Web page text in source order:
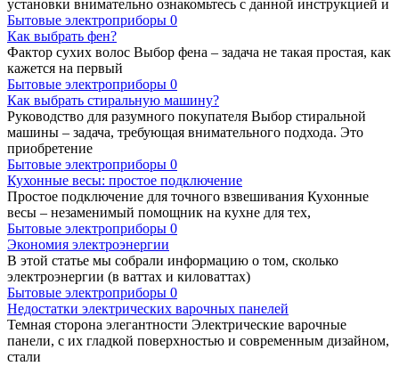
установки внимательно ознакомьтесь с данной инструкцией и
Бытовые электроприборы 0
Как выбрать фен?
Фактор сухих волос Выбор фена – задача не такая простая, как
кажется на первый
Бытовые электроприборы 0
Как выбрать стиральную машину?
Руководство для разумного покупателя Выбор стиральной
машины – задача, требующая внимательного подхода. Это
приобретение
Бытовые электроприборы 0
Кухонные весы: простое подключение
Простое подключение для точного взвешивания Кухонные
весы – незаменимый помощник на кухне для тех,
Бытовые электроприборы 0
Экономия электроэнергии
В этой статье мы собрали информацию о том, сколько
электроэнергии (в ваттах и киловаттах)
Бытовые электроприборы 0
Недостатки электрических варочных панелей
Темная сторона элегантности Электрические варочные
панели, с их гладкой поверхностью и современным дизайном,
стали